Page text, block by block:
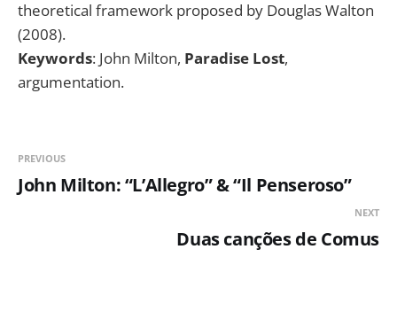
theoretical framework proposed by Douglas Walton
(2008).
Keywords: John Milton, Paradise Lost,
argumentation.
PREVIOUS
John Milton: “L’Allegro” & “Il Penseroso”
NEXT
Duas canções de Comus